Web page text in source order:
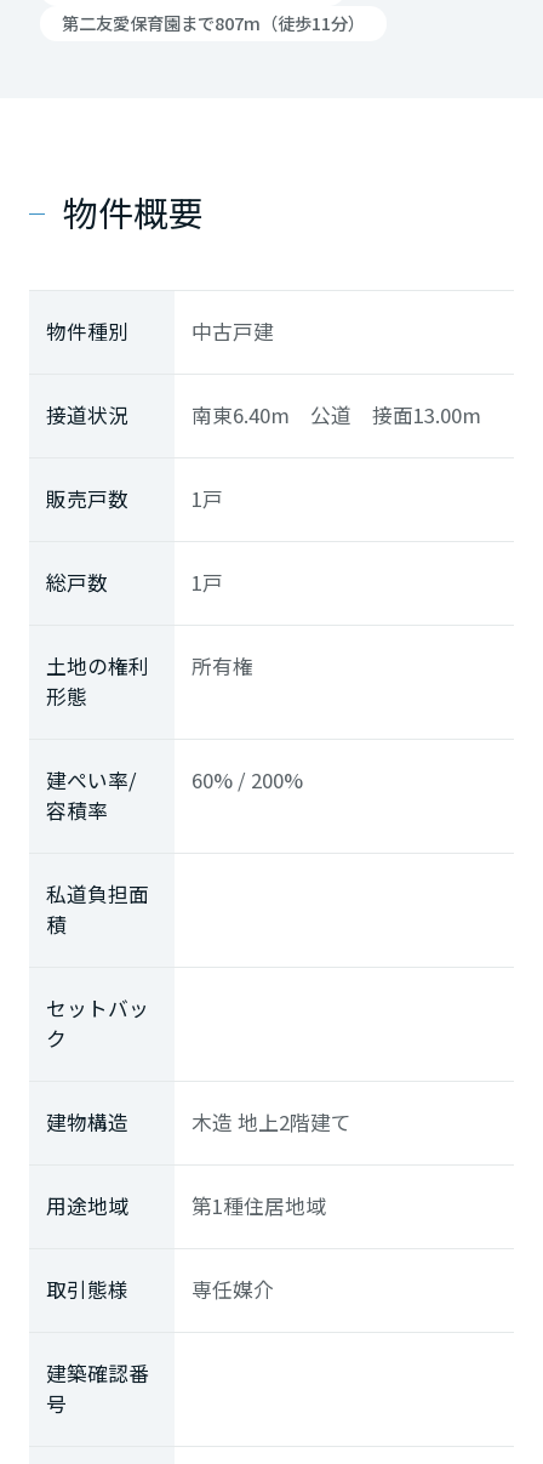
第二友愛保育園まで807m（徒歩11分）
物件概要
物件種別 中古戸建
接道状況 南東6.40m 公道 接面13.00m
販売戸数 1戸
総戸数 1戸
土地の権利
形態
所有権
建ぺい率/
容積率
60% / 200%
私道負担面
積
セットバッ
ク
建物構造 木造 地上2階建て
用途地域 第1種住居地域
取引態様 専任媒介
建築確認番
号